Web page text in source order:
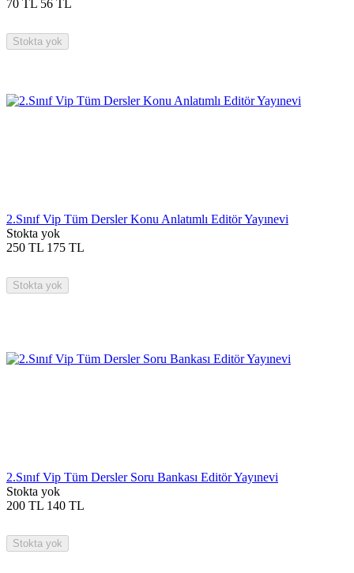
70 TL 56 TL
Stokta yok
2.Sınıf Vip Tüm Dersler Konu Anlatımlı Editör Yayınevi
Stokta yok
250 TL 175 TL
Stokta yok
2.Sınıf Vip Tüm Dersler Soru Bankası Editör Yayınevi
Stokta yok
200 TL 140 TL
Stokta yok